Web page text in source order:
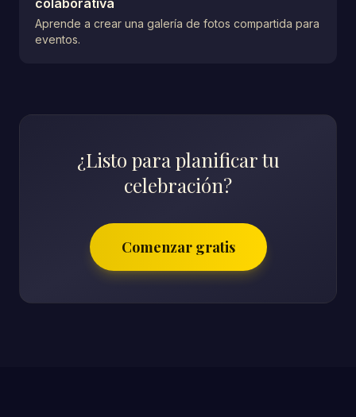
colaborativa
Aprende a crear una galería de fotos compartida para
eventos.
¿Listo para planificar tu
celebración?
Comenzar gratis